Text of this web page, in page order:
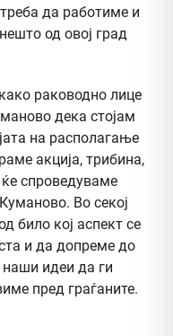
да работиме и
од овој град
раководно лице
дека стојам
на располагање
акција, трибина,
спроведуваме
Во секој
било кој аспект се
и да допреме до
наши идеи да ги
пред граѓаните.